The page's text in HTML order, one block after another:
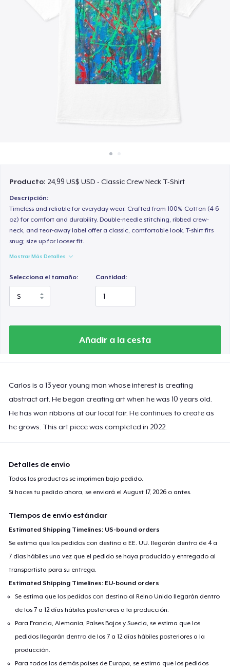
Venda en todas partes
Venda lo que sea
Producto: 24,99 US$ USD - Classic Crew Neck T-Shirt
Descripción:
Timeless and reliable for everyday wear. Crafted from 100% Cotton (4-6
oz) for comfort and durability. Double-needle stitching, ribbed crew-
neck, and tear-away label offer a classic, comfortable look. T-shirt fits
snug; size up for looser fit.
Mostrar Más Detalles
Selecciona el tamaño: Cantidad:
Añadir a la cesta
Carlos is a 13 year young man whose interest is creating
abstract art. He began creating art when he was 10 years old.
He has won ribbons at our local fair. He continues to create as
he grows. This art piece was completed in 2022.
Detalles de envío
Todos los productos se imprimen bajo pedido.
Si haces tu pedido ahora, se enviará elAugust 17, 2026 o antes.
Tiempos de envío estándar
Estimated Shipping Timelines: US-bound orders
Se estima que los pedidos con destino a EE. UU. llegarán dentro de 4 a
7 días hábiles una vez que el pedido se haya producido y entregado al
transportista para su entrega.
Estimated Shipping Timelines: EU-bound orders
Se estima que los pedidos con destino al Reino Unido llegarán dentro
de los 7 a 12 días hábiles posteriores a la producción.
Para Francia, Alemania, Países Bajos y Suecia, se estima que los
pedidos llegarán dentro de los 7 a 12 días hábiles posteriores a la
producción.
Para todos los demás países de Europa, se estima que los pedidos